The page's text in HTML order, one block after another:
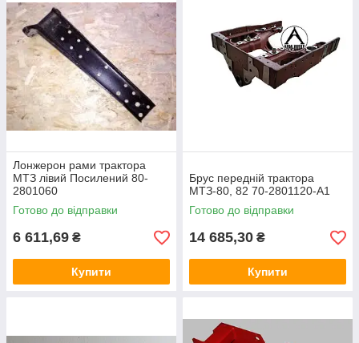
Лонжерон рами трактора
МТЗ лівий Посилений 80-
2801060
Готово до відправки
6 611,69 ₴
Купити
Брус передній трактора
МТЗ-80, 82 70-2801120-А1
Готово до відправки
14 685,30 ₴
Купити